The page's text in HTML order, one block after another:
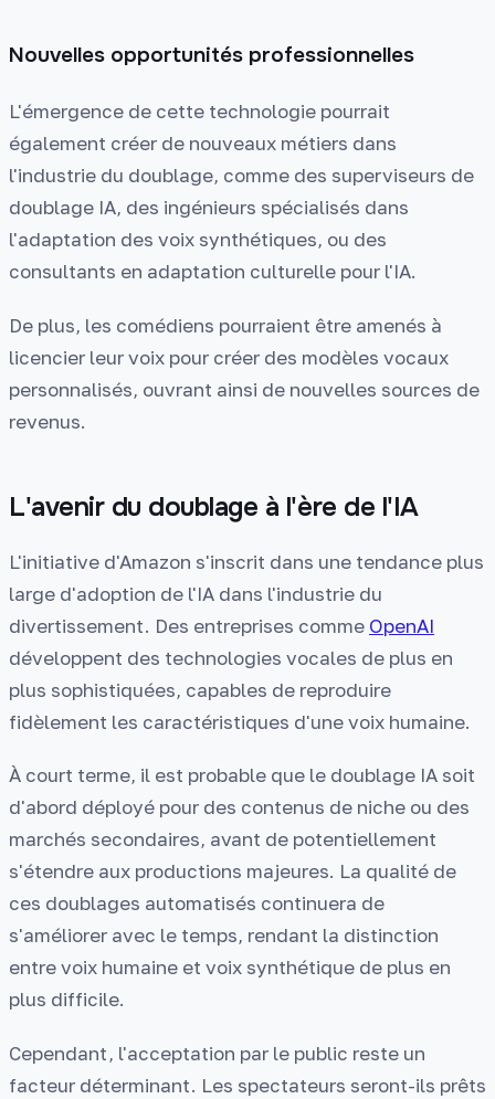
Nouvelles opportunités professionnelles
L'émergence de cette technologie pourrait
également créer de nouveaux métiers dans
l'industrie du doublage, comme des superviseurs de
doublage IA, des ingénieurs spécialisés dans
l'adaptation des voix synthétiques, ou des
consultants en adaptation culturelle pour l'IA.
De plus, les comédiens pourraient être amenés à
licencier leur voix pour créer des modèles vocaux
personnalisés, ouvrant ainsi de nouvelles sources de
revenus.
L'avenir du doublage à l'ère de l'IA
L'initiative d'Amazon s'inscrit dans une tendance plus
large d'adoption de l'IA dans l'industrie du
divertissement. Des entreprises comme OpenAI
développent des technologies vocales de plus en
plus sophistiquées, capables de reproduire
fidèlement les caractéristiques d'une voix humaine.
À court terme, il est probable que le doublage IA soit
d'abord déployé pour des contenus de niche ou des
marchés secondaires, avant de potentiellement
s'étendre aux productions majeures. La qualité de
ces doublages automatisés continuera de
s'améliorer avec le temps, rendant la distinction
entre voix humaine et voix synthétique de plus en
plus difficile.
Cependant, l'acceptation par le public reste un
facteur déterminant. Les spectateurs seront-ils prêts